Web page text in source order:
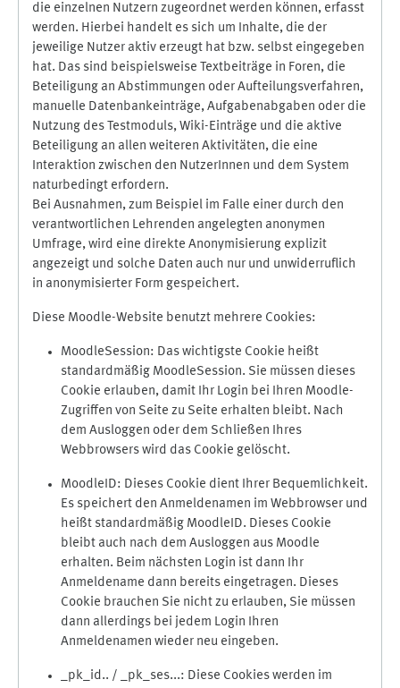
die einzelnen Nutzern zugeordnet werden können, erfasst
werden. Hierbei handelt es sich um Inhalte, die der
jeweilige Nutzer aktiv erzeugt hat bzw. selbst eingegeben
hat. Das sind beispielsweise Textbeiträge in Foren, die
Beteiligung an Abstimmungen oder Aufteilungsverfahren,
manuelle Datenbankeinträge, Aufgabenabgaben oder die
Nutzung des Testmoduls, Wiki-Einträge und die aktive
Beteiligung an allen weiteren Aktivitäten, die eine
Interaktion zwischen den NutzerInnen und dem System
naturbedingt erfordern.
Bei Ausnahmen, zum Beispiel im Falle einer durch den
verantwortlichen Lehrenden angelegten anonymen
Umfrage, wird eine direkte Anonymisierung explizit
angezeigt und solche Daten auch nur und unwiderruflich
in anonymisierter Form gespeichert.
Diese Moodle-Website benutzt mehrere Cookies:
MoodleSession: Das wichtigste Cookie heißt
standardmäßig MoodleSession. Sie müssen dieses
Cookie erlauben, damit Ihr Login bei Ihren Moodle-
Zugriffen von Seite zu Seite erhalten bleibt. Nach
dem Ausloggen oder dem Schließen Ihres
Webbrowsers wird das Cookie gelöscht.
MoodleID: Dieses Cookie dient Ihrer Bequemlichkeit.
Es speichert den Anmeldenamen im Webbrowser und
heißt standardmäßig MoodleID. Dieses Cookie
bleibt auch nach dem Ausloggen aus Moodle
erhalten. Beim nächsten Login ist dann Ihr
Anmeldename dann bereits eingetragen. Dieses
Cookie brauchen Sie nicht zu erlauben, Sie müssen
dann allerdings bei jedem Login Ihren
Anmeldenamen wieder neu eingeben.
_pk_id.. / _pk_ses...: Diese Cookies werden im